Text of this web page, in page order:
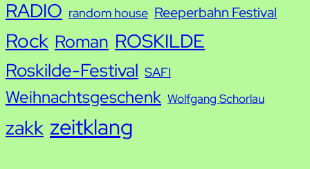
RADIO random house Reeperbahn Festival
Rock Roman ROSKILDE
Roskilde-Festival SAFI
Weihnachtsgeschenk Wolfgang Schorlau
zakk zeitklang